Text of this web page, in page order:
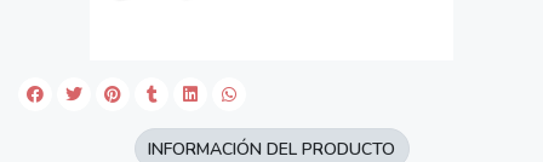
INFORMACIÓN DEL PRODUCTO